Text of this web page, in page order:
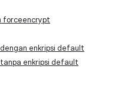
forceencrypt
enkripsi default
enkripsi default